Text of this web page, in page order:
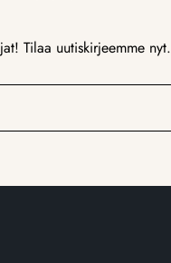
Tilaa uutiskirjeemme nyt.